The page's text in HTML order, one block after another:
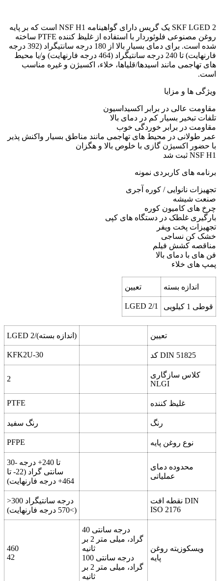
SKF LGED 2 یک گریس دارای گواهینامه NSF H1 است که بر پایه
روغن مصنوعی فلوئوردار با استفاده از غلیظ کننده PTFE ساخته
شده است. برای دمای بسیار بالا از 180 درجه سانتیگراد (392 درجه
فارنهایت) تا 240 درجه سانتیگراد (464 درجه فارنهایت) و/یا محیط
های تهاجمی مانند اسیدها/قلیاها، خلاء، اکسیژن و غیره مناسب
است.
ویژگی ها و مزایا
مقاومت عالی در برابر اکسیداسیون
تلفات تبخیر بسیار کم در دمای بالا
مقاومت در برابر خوردگی خوب
عمر طولانی در محیط های تهاجمی مانند مناطق بسیار واکنش پذیر
با حضور اکسیژن گازی با خلوص بالا و هگزان
NSF H1 ثبت شد
برنامه های کاربردی نمونه
تجهیزات نانوایی / کوره آجری
صنعت شیشه
چرخ های کامیون کوره
بارگیری غلطک در دستگاه های کپی
تجهیزات پخت ویفر
خشک کن نساجی
مناقصه کشش فیلم
فن های با دمای بالا
پمپ های خلاء
تعیین اندازه بسته
LGED 2/1 قوطی 1 کیلویی
LGED 2/(اندازه بسته) تعیین
KFK2U-30 کد DIN 51825
2
کلاس سازگاری
NLGI
PTFE غلیظ کننده
رنگ سفید رنگ
PFPE نوع روغن پایه
30- تا 240+ درجه
سانتی گراد (22- تا
464+ درجه فارنهایت)
محدوده دمای
عملیاتی
>300 درجه سانتیگراد
(>570 درجه فارنهایت)
نقطه افت DIN
ISO 2176
460
42
40 درجه سانتی
گراد، میلی متر 2 بر
ثانیه
100 درجه سانتی
گراد، میلی متر 2 بر
ثانیه
ویسکوزیته روغن
پایه